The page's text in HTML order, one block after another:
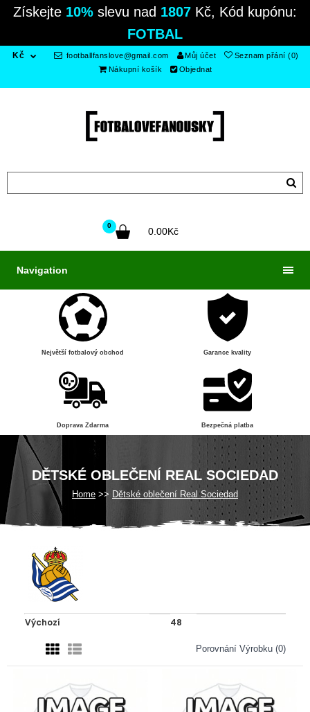
Získejte 10% slevu nad 1807 Kč, Kód kupónu:
FOTBAL
Kč footballfanslove@gmail.com Můj účet
Seznam přání (0)
Nákupní košík
Objednat
0
0.00Kč
Navigation
Největší fotbalový obchod Garance kvality
Doprava Zdarma Bezpečná platba
DĚTSKÉ OBLEČENÍ REAL SOCIEDAD
Home Dětské oblečení Real Sociedad
Porovnání Výrobku (0)